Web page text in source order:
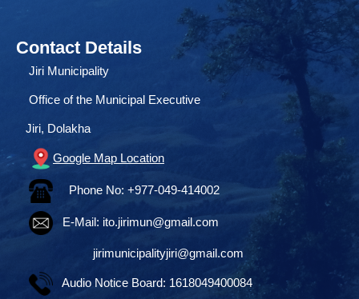
Contact Details
Jiri Municipality
Office of the Municipal Executive
Jiri, Dolakha
Google Map Location
Phone No: +977-049-414002
E-Mail: ito.jirimun@gmail.com
jirimunicipalityjiri@gmail.com
Audio Notice Board: 1618049400084